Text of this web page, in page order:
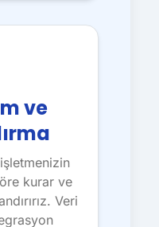
ve
kurar ve
Veri